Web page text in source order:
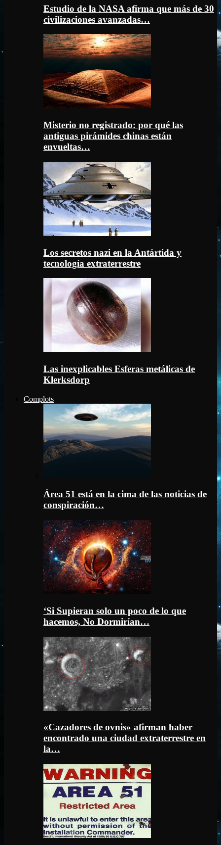
Estudio de la NASA afirma que más de 30
civilizaciones avanzadas…
Misterio no registrado: por qué las
antiguas pirámides chinas están
envueltas…
Los secretos nazi en la Antártida y
tecnología extraterrestre
Las inexplicables Esferas metálicas de
Klerksdorp
Complots
Área 51 está en la cima de las noticias de
conspiración…
‘Si Supieran solo un poco de lo que
hacemos, No Dormirían…
«Cazadores de ovnis» afirman haber
encontrado una ciudad extraterrestre en
la…